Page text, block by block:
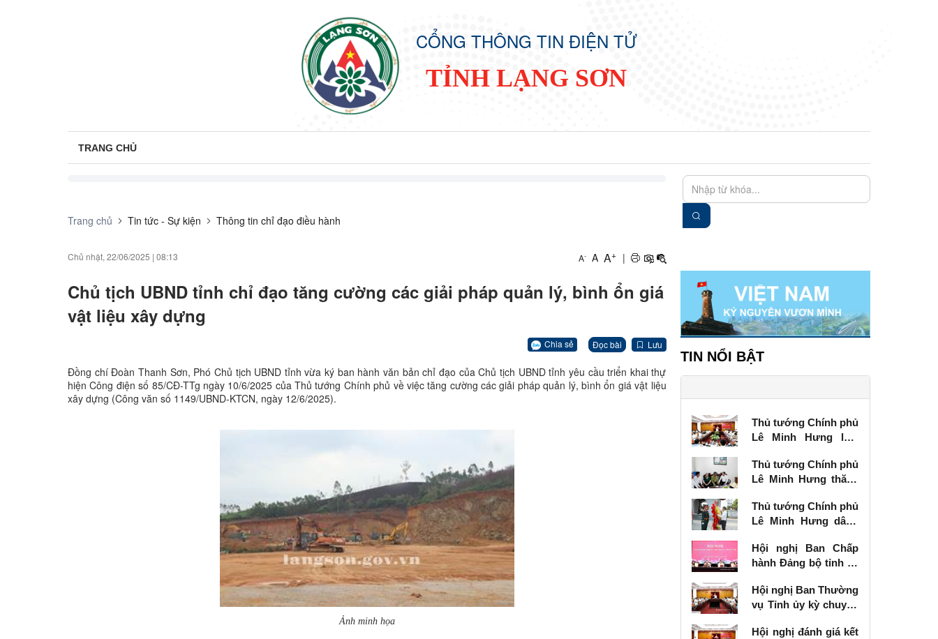
CỔNG THÔNG TIN ĐIỆN TỬ
TỈNH LẠNG SƠN
TRANG CHỦ
Trang chủ Tin tức - Sự kiện Thông tin chỉ đạo điều hành
Chủ nhật, 22/06/2025 | 08:13 A- A A+ |
Chủ tịch UBND tỉnh chỉ đạo tăng cường các giải pháp quản lý, bình ổn giá
vật liệu xây dựng
Chia sẻ Đọc bài Lưu
Đồng chí Đoàn Thanh Sơn, Phó Chủ tịch UBND tỉnh vừa ký ban hành văn bản chỉ đạo của Chủ tịch UBND tỉnh yêu cầu triển khai thự
hiện Công điện số 85/CĐ-TTg ngày 10/6/2025 của Thủ tướng Chính phủ về việc tăng cường các giải pháp quản lý, bình ổn giá vật liệu
xây dựng (Công văn số 1149/UBND-KTCN, ngày 12/6/2025).
Ảnh minh họa
TIN NỔI BẬT
Thủ tướng Chính phủ
Lê Minh Hưng làm
vụ Tỉnh ủy Lạng Sơn
Thủ tướng Chính phủ
Lê Minh Hưng thăm,
binh tại Lạng Sơn
Thủ tướng Chính phủ
Lê Minh Hưng dâng
các Anh hùng liệt sĩ
tại Lạng Sơn
Hội nghị Ban Chấp
hành Đảng bộ tỉnh kỳ
Hội nghị Ban Thường
vụ Tỉnh ủy kỳ chuyên
Hội nghị đánh giá kết